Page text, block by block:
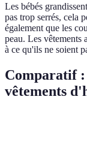
Les bébés
pas trop serrés, cela
également que les
peau. Les vêtements
à ce qu'ils ne soient
Comparatif :
vêtements